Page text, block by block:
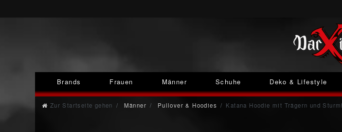
Brands Frauen Männer Schuhe Deko & Lifestyle
Zur Startseite gehen Männer Pullover & Hoodies Katana Hoodie mit Trägern und